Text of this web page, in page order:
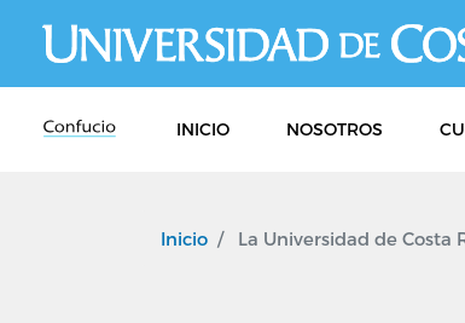
INICIO NOSOTROS
Inicio La Universidad de Costa